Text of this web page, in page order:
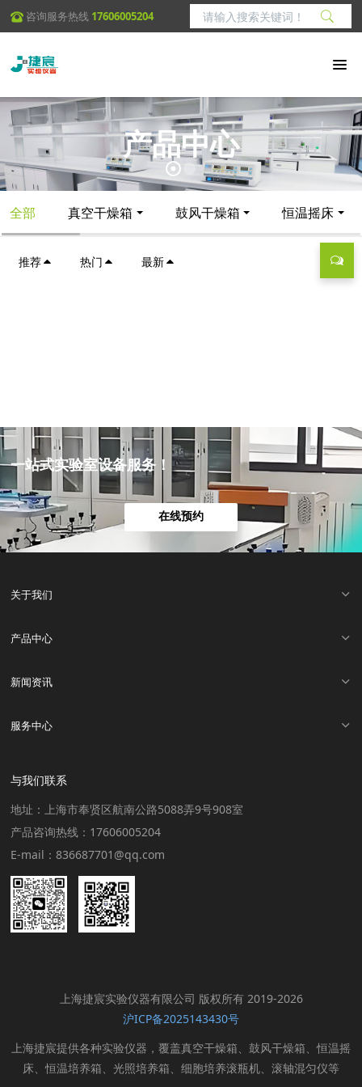
咨询服务热线 17606005204
产品中心
全部 真空干燥箱 鼓风干燥箱 恒温摇床
推荐 热门 最新
一站式实验室设备服务！
在线预约
关于我们
产品中心
新闻资讯
服务中心
与我们联系
地址：上海市奉贤区航南公路5088弄9号908室
产品咨询热线：17606005204
E-mail：836687701@qq.com
上海捷宸实验仪器有限公司 版权所有 2019-2026
沪ICP备2025143430号
上海捷宸提供各种实验仪器，覆盖真空干燥箱、鼓风干燥箱、恒温摇
床、恒温培养箱、光照培养箱、细胞培养滚瓶机、滚轴混匀仪等